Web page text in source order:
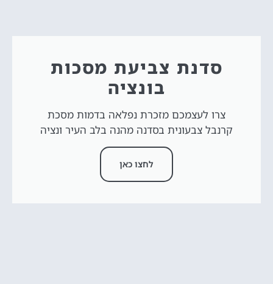
סדנת צביעת מסכות
בונציה
צרו לעצמכם מזכרת נפלאה בדמות מסכת
קרנבל צבעונית בסדנה מהנה בלב העיר ונציה
לחצו כאן